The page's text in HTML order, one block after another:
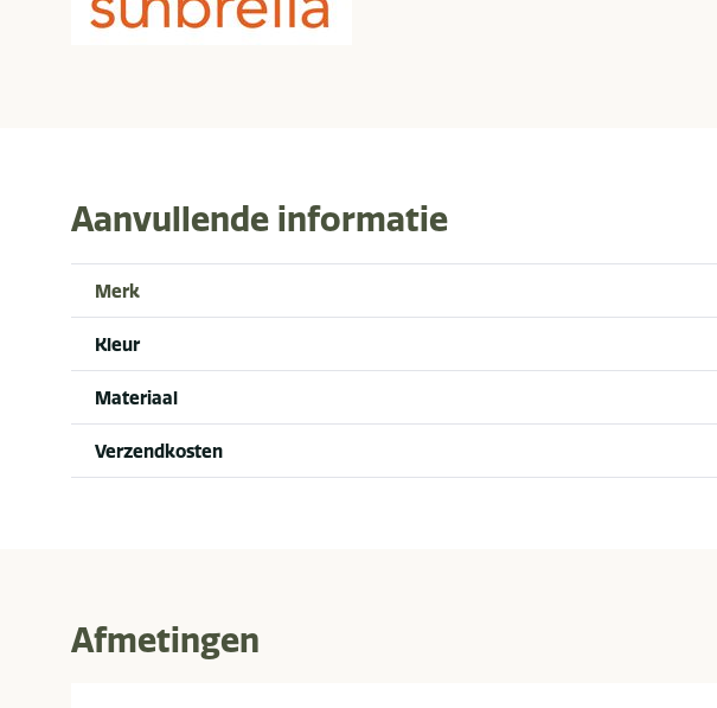
Aanvullende informatie
Merk
Kleur
Materiaal
Verzendkosten
Afmetingen